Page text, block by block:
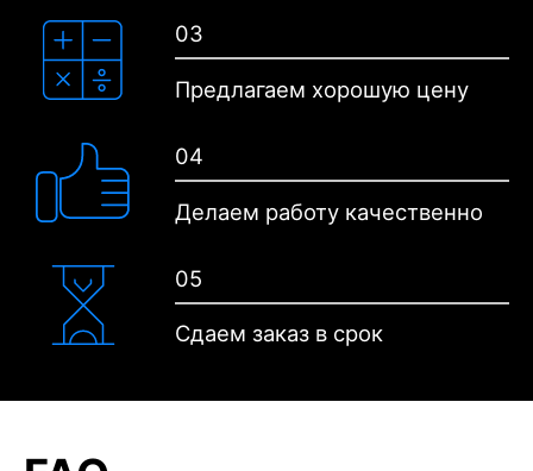
03
Предлагаем хорошую цену
04
Делаем работу качественно
05
Сдаем заказ в срок